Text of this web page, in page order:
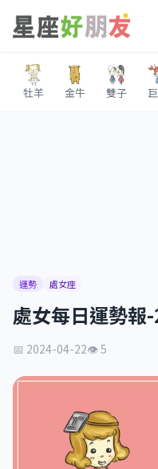
牡羊 金牛 雙子
運勢 處女座
處女每日運勢
📅 2024-04-22👁 5